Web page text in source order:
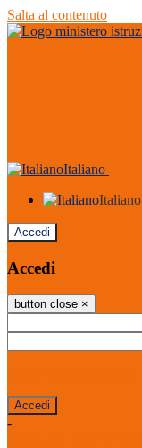
Salta al contenuto
Italiano
Italiano
Accedi
Accedi
button close ×
-